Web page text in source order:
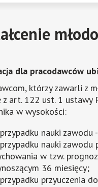
dla pracodawców
którzy zawarli z
z art. 122 ust. 1 ustawy
w wysokości:
nauki zawodu
nauki
w tzw.
36 miesięcy;
przyuczenia